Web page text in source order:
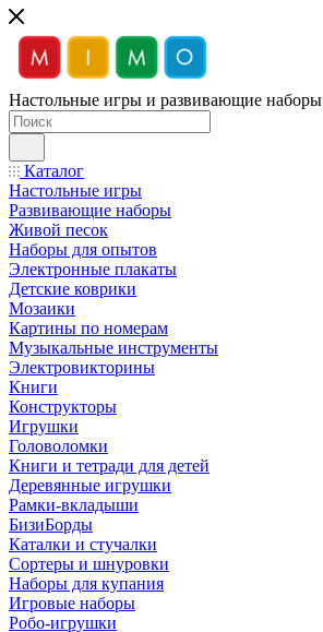
Настольные игры и развивающие наборы
Каталог
Настольные игры
Развивающие наборы
Живой песок
Наборы для опытов
Электронные плакаты
Детские коврики
Мозаики
Картины по номерам
Музыкальные инструменты
Электровикторины
Книги
Конструкторы
Игрушки
Головоломки
Книги и тетради для детей
Деревянные игрушки
Рамки-вкладыши
БизиБорды
Каталки и стучалки
Сортеры и шнуровки
Наборы для купания
Игровые наборы
Робо-игрушки